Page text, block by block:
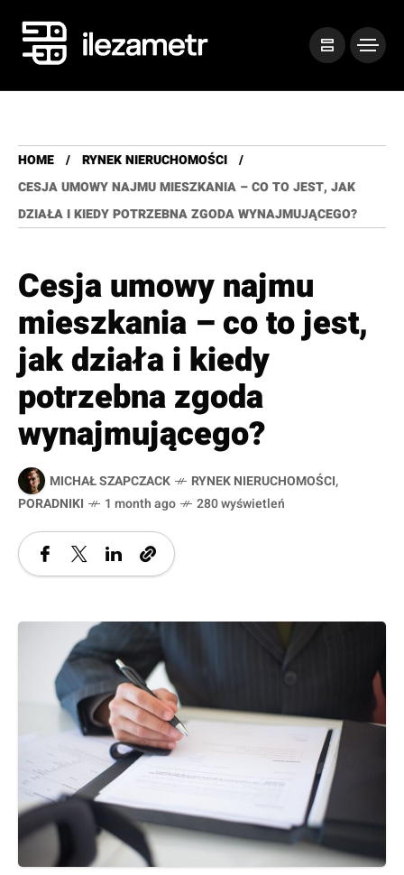
HOME
RYNEK NIERUCHOMOŚCI
CESJA UMOWY NAJMU MIESZKANIA – CO TO JEST, JAK
DZIAŁA I KIEDY POTRZEBNA ZGODA WYNAJMUJĄCEGO?
Cesja umowy najmu
mieszkania – co to jest,
jak działa i kiedy
potrzebna zgoda
wynajmującego?
MICHAŁ SZAPCZACK RYNEK NIERUCHOMOŚCI,
PORADNIKI
1 month ago 280 wyświetleń